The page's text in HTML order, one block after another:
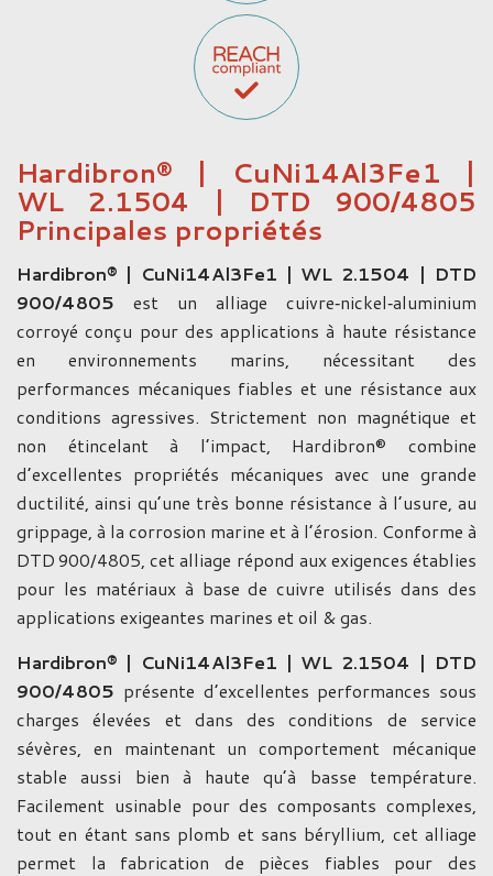
Hardibron® | CuNi14Al3Fe1 |
WL 2.1504 | DTD 900/4805
Principales propriétés
Hardibron® | CuNi14Al3Fe1 | WL 2.1504 | DTD
900/4805 est un alliage cuivre‑nickel‑aluminium
corroyé conçu pour des applications à haute résistance
en environnements marins, nécessitant des
performances mécaniques fiables et une résistance aux
conditions agressives. Strictement non magnétique et
non étincelant à l’impact, Hardibron® combine
d’excellentes propriétés mécaniques avec une grande
ductilité, ainsi qu’une très bonne résistance à l’usure, au
grippage, à la corrosion marine et à l’érosion. Conforme à
DTD 900/4805, cet alliage répond aux exigences établies
pour les matériaux à base de cuivre utilisés dans des
applications exigeantes marines et oil & gas.
Hardibron® | CuNi14Al3Fe1 | WL 2.1504 | DTD
900/4805 présente d’excellentes performances sous
charges élevées et dans des conditions de service
sévères, en maintenant un comportement mécanique
stable aussi bien à haute qu’à basse température.
Facilement usinable pour des composants complexes,
tout en étant sans plomb et sans béryllium, cet alliage
permet la fabrication de pièces fiables pour des